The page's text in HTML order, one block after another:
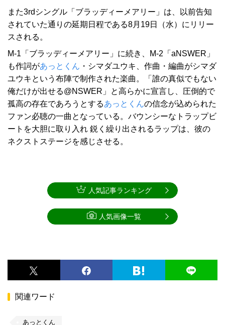
また3rdシングル「ブラッディーメアリー」は、以前告知
されていた通りの延期日程である8月19日（水）にリリー
スされる。
M-1「ブラッディーメアリー」に続き、M-2「aNSWER」
も作詞があっとくん ・シマダユウキ、作曲・編曲がシマダ
ユウキという布陣で制作された楽曲。「誰の真似でもない
俺だけが出せる@NSWER」と高らかに宣言し、圧倒的で
孤高の存在であろうとするあっとくんの信念が込められた
ファン必聴の一曲となっている。バウンシーなトラップビ
ートを大胆に取り入れ 鋭く繰り出されるラップは、彼の
ネクストステージを感じさせる。
関連ワード
あっとくん
人気記事ランキング
人気画像一覧